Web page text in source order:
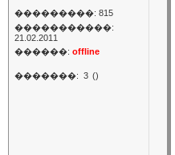
���������: 815
�����������:
21.02.2011
������: offline
�������: 3 ()